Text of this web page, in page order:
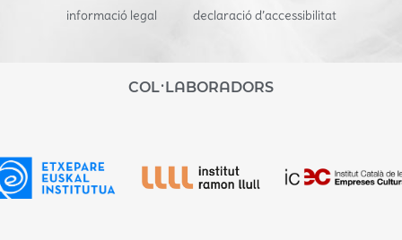
informació legal declaració d’accessibilitat
COL·LABORADORS